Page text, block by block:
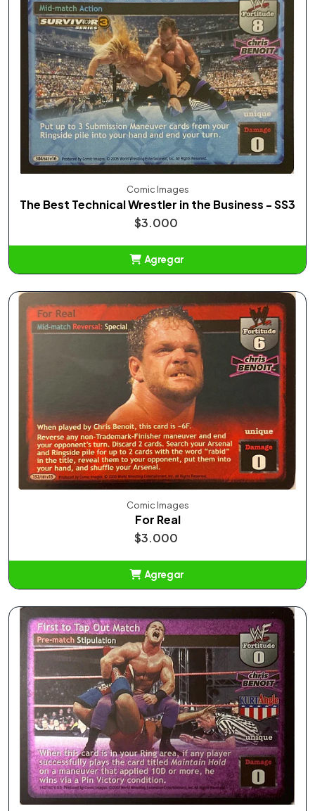
Comic Images
The Best Technical Wrestler in the Business - SS3
$3.000
Agregar
Comic Images
For Real
$3.000
Agregar